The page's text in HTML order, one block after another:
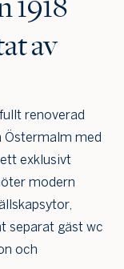
1918
av
renoverad
Östermalm med
exklusivt
modern
separat gäst wc
och